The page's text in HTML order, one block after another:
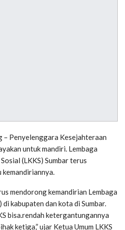
– Penyelenggara Kesejahteraan
untuk mandiri. Lembaga
(LKKS) Sumbar terus
kemandiriannya.
mendorong kemandirian Lembaga
kabupaten dan kota di Sumbar.
bisa.rendah ketergantungannya
ketiga,” ujar Ketua Umum LKKS